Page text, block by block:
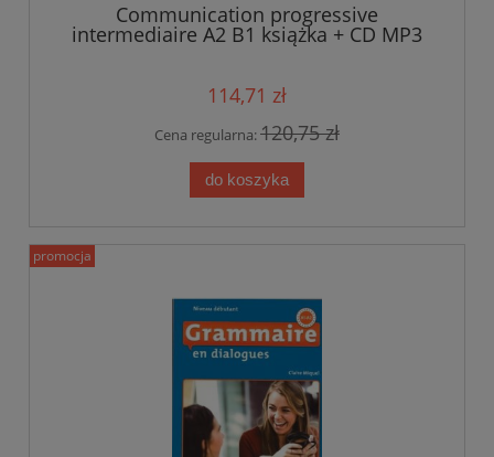
Communication progressive
intermediaire A2 B1 książka + CD MP3
114,71 zł
Cena regularna:120,75 zł
do koszyka
promocja